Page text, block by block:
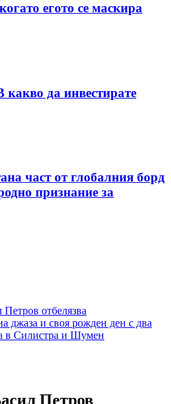
егото се маскира
да инвестирате
част от глобалния борд
признание за
отбелязва
джаза и своя рожден ден с два
в Силистра и Шумен
Петров